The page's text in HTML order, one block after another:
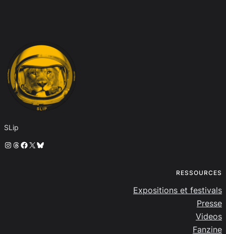
SLip
Instagram
Threads
Facebook
X Bluesky
RESSOURCES
Expositions et festivals
Presse
Videos
Fanzine